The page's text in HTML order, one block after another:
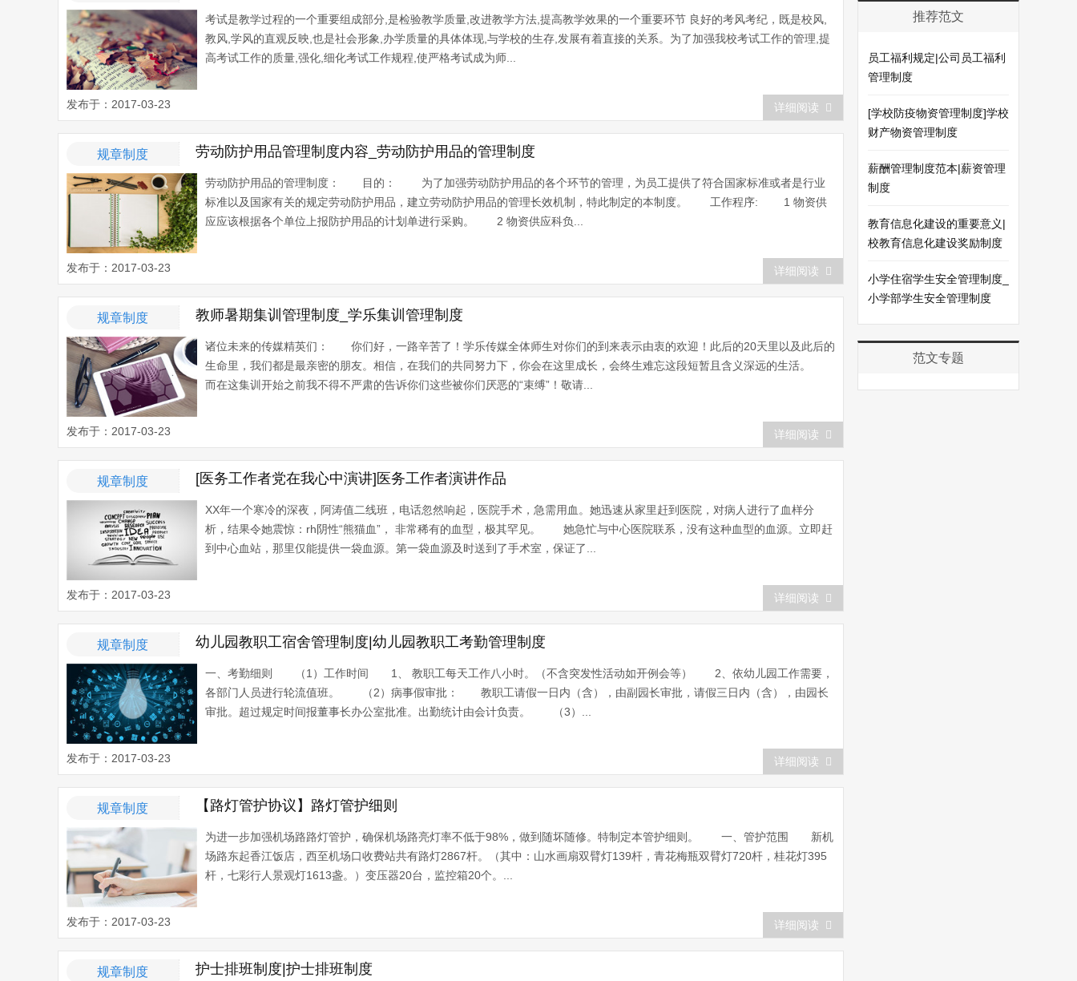
考试是教学过程的一个重要组成部分,是检验教学质量,改进教学方法,提高教学效果的一个重要环节 良好的考风考纪，既是校风,
教风,学风的直观反映,也是社会形象,办学质量的具体体现,与学校的生存,发展有着直接的关系。为了加强我校考试工作的管理,提
高考试工作的质量,强化,细化考试工作规程,使严格考试成为师...
发布于：2017-03-23 详细阅读
规章制度 劳动防护用品管理制度内容_劳动防护用品的管理制度
劳动防护用品的管理制度： 目的： 为了加强劳动防护用品的各个环节的管理，为员工提供了符合国家标准或者是行业
标准以及国家有关的规定劳动防护用品，建立劳动防护用品的管理长效机制，特此制定的本制度。 工作程序: 1 物资供
应应该根据各个单位上报防护用品的计划单进行采购。 2 物资供应科负...
发布于：2017-03-23 详细阅读
规章制度 教师暑期集训管理制度_学乐集训管理制度
诸位未来的传媒精英们： 你们好，一路辛苦了！学乐传媒全体师生对你们的到来表示由衷的欢迎！此后的20天里以及此后的
生命里，我们都是最亲密的朋友。相信，在我们的共同努力下，你会在这里成长，会终生难忘这段短暂且含义深远的生活。
而在这集训开始之前我不得不严肃的告诉你们这些被你们厌恶的“束缚”！敬请...
发布于：2017-03-23 详细阅读
规章制度 [医务工作者党在我心中演讲]医务工作者演讲作品
XX年一个寒冷的深夜，阿涛值二线班，电话忽然响起，医院手术，急需用血。她迅速从家里赶到医院，对病人进行了血样分
析，结果令她震惊：rh阴性“熊猫血”， 非常稀有的血型，极其罕见。 她急忙与中心医院联系，没有这种血型的血源。立即赶
到中心血站，那里仅能提供一袋血源。第一袋血源及时送到了手术室，保证了...
发布于：2017-03-23 详细阅读
规章制度 幼儿园教职工宿舍管理制度|幼儿园教职工考勤管理制度
一、考勤细则 （1）工作时间 1、 教职工每天工作八小时。（不含突发性活动如开例会等） 2、依幼儿园工作需要，
各部门人员进行轮流值班。 （2）病事假审批： 教职工请假一日内（含），由副园长审批，请假三日内（含），由园长
审批。超过规定时间报董事长办公室批准。出勤统计由会计负责。 （3）...
发布于：2017-03-23 详细阅读
规章制度 【路灯管护协议】路灯管护细则
为进一步加强机场路路灯管护，确保机场路亮灯率不低于98%，做到随坏随修。特制定本管护细则。 一、管护范围 新机
场路东起香江饭店，西至机场口收费站共有路灯2867杆。（其中：山水画扇双臂灯139杆，青花梅瓶双臂灯720杆，桂花灯395
杆，七彩行人景观灯1613盏。）变压器20台，监控箱20个。...
发布于：2017-03-23 详细阅读
规章制度 护士排班制度|护士排班制度
推荐范文
员工福利规定|公司员工福利
管理制度
[学校防疫物资管理制度]学校
财产物资管理制度
薪酬管理制度范本|薪资管理
制度
教育信息化建设的重要意义|
校教育信息化建设奖励制度
小学住宿学生安全管理制度_
小学部学生安全管理制度
范文专题